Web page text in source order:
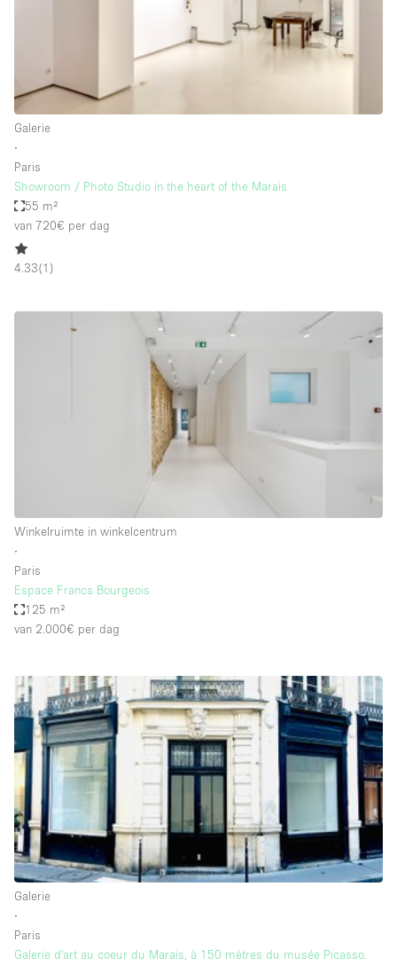
Audio- en videoapparatuur
Concierge
Daglicht
Elektriciteit
Keuken
Leefruimte
Meubilair
Paskamers
Privé-parkeerplaats
RAW
Schitterend uitzicht
Smoking Area
Soundproof
Toegankelijk voor mensen met handicap
Galerie
∙
Paris
Showroom / Photo Studio in the heart of the Marais
55 m²
van 720€ per dag
4.33(1 )
Winkelruimte in winkelcentrum
∙
Paris
Espace Francs Bourgeois
125 m²
van 2.000€ per dag
Galerie
∙
Paris
Galerie d'art au coeur du Marais, à 150 mètres du musée Picasso.